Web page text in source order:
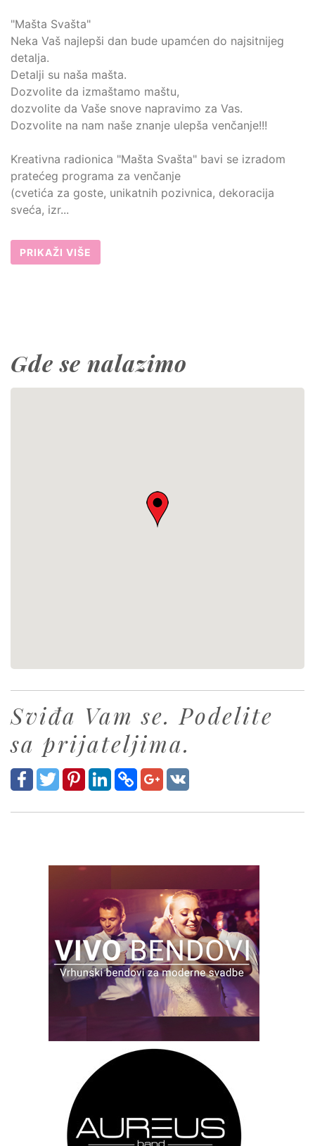
"Mašta Svašta"
Neka Vaš najlepši dan bude upamćen do najsitnijeg
detalja.
Detalji su naša mašta.
Dozvolite da izmaštamo maštu,
dozvolite da Vaše snove napravimo za Vas.
Dozvolite na nam naše znanje ulepša venčanje!!!
Kreativna radionica "Mašta Svašta" bavi se izradom
pratećeg programa za venčanje
(cvetića za goste, unikatnih pozivnica, dekoracija
sveća, izr...
PRIKAŽI VIŠE
Gde se nalazimo
Sviđa Vam se. Podelite
sa prijateljima.